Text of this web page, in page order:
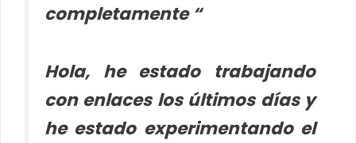
completamente “
Hola, he estado trabajando
con enlaces los últimos días y
he estado experimentando el